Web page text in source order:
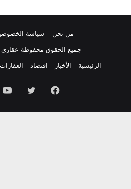
من نحن سياسة
جميع الحقوق محفوظة عقاري 2030 @ 2026
الرئيسية
الأخبار اقتصاد العقارات
فيسبوك تويتر